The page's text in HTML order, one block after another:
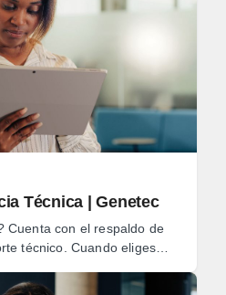
Técnica | Genetec
Cuenta con el respaldo de
técnico. Cuando eliges